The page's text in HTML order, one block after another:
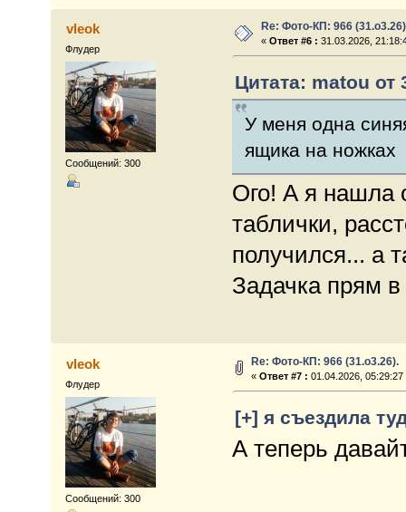
vleok
Флудер
Сообщений: 300
Re: Фото-КП: 966
«Ответ #6 : 31.03.2026,
Цитата: matou от
У меня одна
ящика на ножках
Ого! А я нашла
таблички,
получился... а
Задачка прям
vleok
Флудер
Сообщений: 300
Re: Фото-КП: 966 (31.о3.26).
«Ответ #7 : 01.04.2026, 05:29:27
[+] я съездила
А теперь